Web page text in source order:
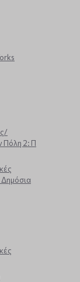
Πόλη 2: Π
Δημόσια